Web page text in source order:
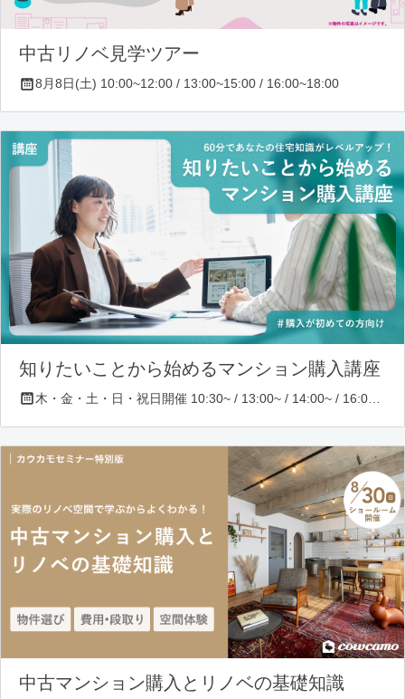
中古リノベ見学ツアー
8月8日(土) 10:00~12:00 / 13:00~15:00 / 16:00~18:00
知りたいことから始めるマンション購入講座
中古マンション購入とリノベの基礎知識